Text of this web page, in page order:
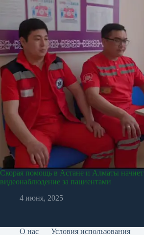
Скорая помощь в Астане и Алматы начнет
видеонаблюдение за пациентами
4 июня, 2025
О нас Условия использования